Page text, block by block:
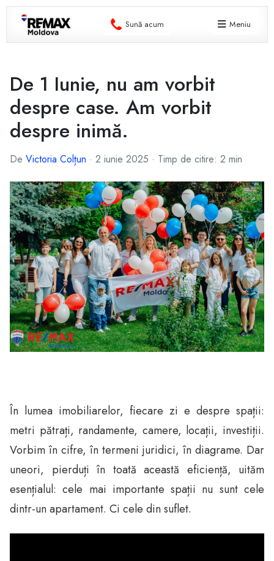
Sună acum Meniu
De 1 Iunie, nu am vorbit
despre case. Am vorbit
despre inimă.
De Victoria Colțun · 2 iunie 2025 · Timp de citire: 2 min
În lumea imobiliarelor, fiecare zi e despre spații:
metri pătrați, randamente, camere, locații, investiții.
Vorbim în cifre, în termeni juridici, în diagrame. Dar
uneori, pierduți în toată această eficiență, uităm
esențialul: cele mai importante spații nu sunt cele
dintr-un apartament. Ci cele din suflet.